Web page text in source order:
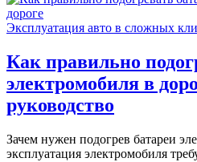
Эксплуатация авто в сложных
Как правильно
электромобиля в
руководство
Зачем нужен подогрев батареи
эксплуатация электромобиля